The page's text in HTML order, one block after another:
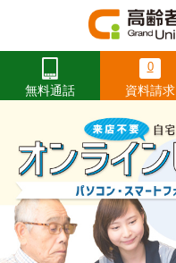
無料通話
0
資料請求